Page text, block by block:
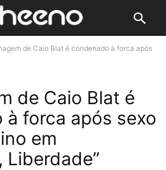
de Caio Blat é condenado à forca após
de Caio Blat é
forca após sexo
em
Liberdade”